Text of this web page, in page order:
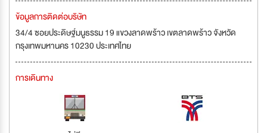
ข้อมูลการติดต่อบริษัท
34/4 ซอยประดิษฐ์มนูธรรม 19 แขวงลาดพร้าว เขตลาดพร้าว จังหวัด
กรุงเทพมหานคร 10230 ประเทศไทย
การเดินทาง